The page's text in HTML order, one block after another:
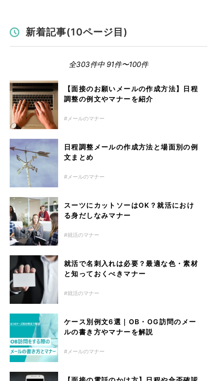
新着記事(10ページ目)
全303件中 91件〜100件
【面接のお願いメールの作成方法】日程
調整の例文やマナーを紹介
メールのマナー
日程調整メールの作成方法と場面別の例
文まとめ
メールのマナー
スーツにカットソーはOK？就活におけ
る身だしなみマナー
就活のマナー
就活で名刺入れは必要？最適な色・素材
と知っておくべきマナー
就活のマナー
ケース別例文6選｜OB・OG訪問のメー
ルの書き方やマナーを解説
メールのマナー